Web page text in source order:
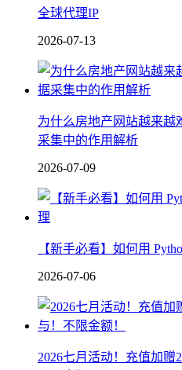
全球代理IP
2026-07-13
为什么房地产网站越来越
采集中的作用解析
2026-07-09
【新手必看】如何用
2026-07-06
2026七月活动！充值加赠